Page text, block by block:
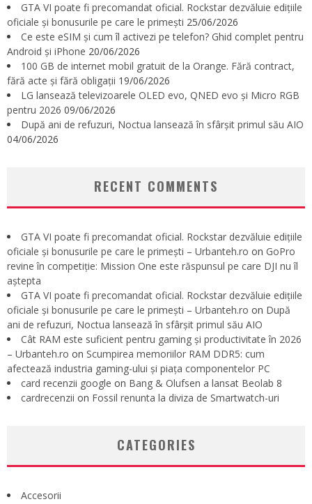
GTA VI poate fi precomandat oficial. Rockstar dezvăluie edițiile
oficiale și bonusurile pe care le primești 25/06/2026
Ce este eSIM și cum îl activezi pe telefon? Ghid complet pentru
Android și iPhone 20/06/2026
100 GB de internet mobil gratuit de la Orange. Fără contract,
fără acte și fără obligații 19/06/2026
LG lansează televizoarele OLED evo, QNED evo și Micro RGB
pentru 2026 09/06/2026
După ani de refuzuri, Noctua lansează în sfârșit primul său AIO
04/06/2026
RECENT COMMENTS
GTA VI poate fi precomandat oficial. Rockstar dezvăluie edițiile
oficiale și bonusurile pe care le primești – Urbanteh.ro on GoPro
revine în competiție: Mission One este răspunsul pe care DJI nu îl
aștepta
GTA VI poate fi precomandat oficial. Rockstar dezvăluie edițiile
oficiale și bonusurile pe care le primești – Urbanteh.ro on După
ani de refuzuri, Noctua lansează în sfârșit primul său AIO
Cât RAM este suficient pentru gaming și productivitate în 2026
– Urbanteh.ro on Scumpirea memoriilor RAM DDR5: cum
afectează industria gaming-ului și piața componentelor PC
card recenzii google on Bang & Olufsen a lansat Beolab 8
cardrecenzii on Fossil renunta la diviza de Smartwatch-uri
CATEGORIES
Accesorii